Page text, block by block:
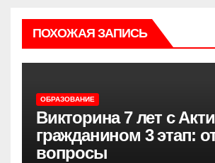
ПОХОЖАЯ ЗАПИСЬ
ОБРАЗОВАНИЕ
Викторина 7 лет с
гражданином 3 этап:
вопросы